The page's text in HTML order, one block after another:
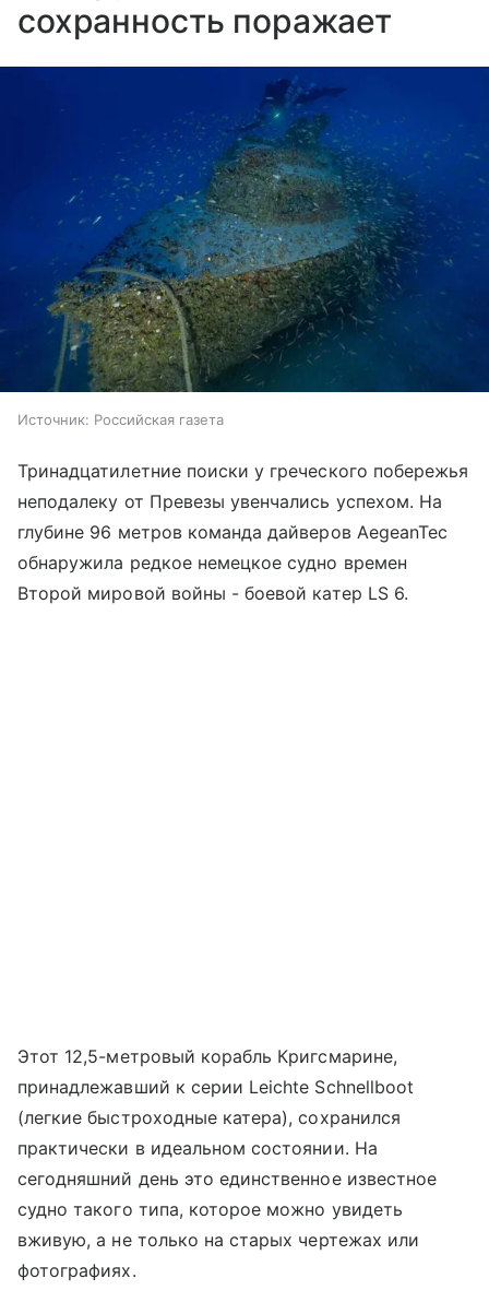
сохранность поражает
Источник: Российская газета
Тринадцатилетние поиски у греческого побережья
неподалеку от Превезы увенчались успехом. На
глубине 96 метров команда дайверов AegeanTec
обнаружила редкое немецкое судно времен
Второй мировой войны - боевой катер LS 6.
Этот 12,5-метровый корабль Кригсмарине,
принадлежавший к серии Leichte Schnellboot
(легкие быстроходные катера), сохранился
практически в идеальном состоянии. На
сегодняшний день это единственное известное
судно такого типа, которое можно увидеть
вживую, а не только на старых чертежах или
фотографиях.